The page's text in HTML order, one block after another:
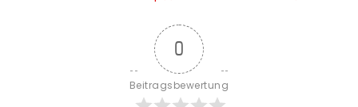
0
Beitragsbewertung